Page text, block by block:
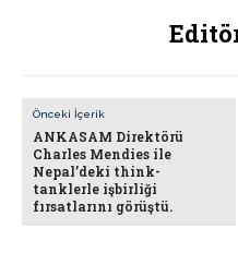
Önceki İçerik
ANKASAM Direktörü
Charles Mendies ile
Nepal’deki think-
tanklerle işbirliği
fırsatlarını görüştü.